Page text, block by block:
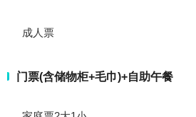
成人票
门票(含储物柜+毛巾)+自助午餐